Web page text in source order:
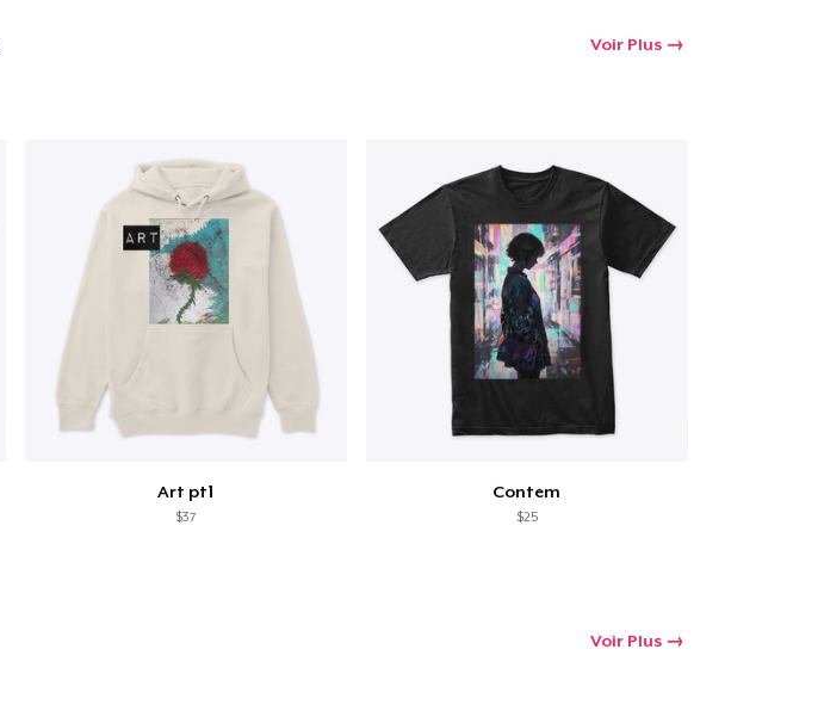
Voir Plus
Art pt1
$37
Contem
$25
Voir Plus